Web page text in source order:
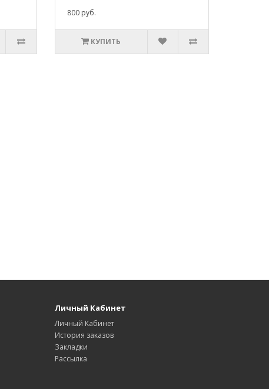
800 руб.
КУПИТЬ
Личный Кабинет
Личный Кабинет
История заказов
Закладки
Рассылка